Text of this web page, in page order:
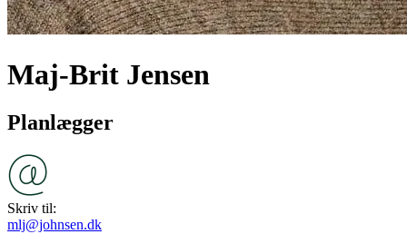
Maj-Brit Jensen
Planlægger
Skriv til:
mlj@johnsen.dk